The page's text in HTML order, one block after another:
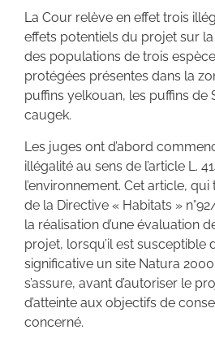
La Cour relève en effet trois
effets potentiels du projet sur
des populations de trois
protégées présentes dans la
puffins yelkouan, les puffins de
caugek.
Les juges ont d’abord
illégalité au sens de l’article L.
l’environnement. Cet article, qui
de la Directive « Habitats »
la réalisation d’une évaluation
projet, lorsqu’il est susceptible
significative un site Natura
s’assure, avant d’autoriser le
d’atteinte aux objectifs de
concerné.